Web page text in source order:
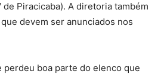
Piracicaba). A diretoria também
devem ser anunciados nos
perdeu boa parte do elenco que